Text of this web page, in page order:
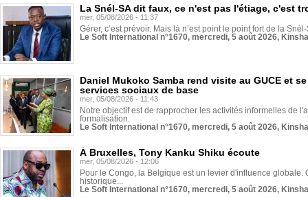
La Snél-SA dit faux, ce n'est pas l'étiage, c'est
mer, 05/08/2026 - 11:37
Gérer, c’est prévoir. Mais là n’est point le point fort de la
Le Soft International n°1670, mercredi, 5 août 2026,
Daniel Mukoko Samba rend visite au GUCE et
services sociaux de base
mer, 05/08/2026 - 11:43
Notre objectif est de rapprocher les activités informelles de
formalisation.
Le Soft International n°1670, mercredi, 5 août 2026,
À Bruxelles, Tony Kanku Shiku écoute
mer, 05/08/2026 - 12:06
Pour le Congo, la Belgique est un levier d'influence globale.
historique...
Le Soft International n°1670, mercredi, 5 août 2026,